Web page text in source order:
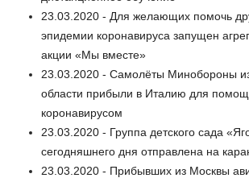
23.03.2020 - Для желающих помочь
эпидемии коронавируса запущен
акции «Мы вместе»
23.03.2020 - Самолёты Минобороны
области прибыли в Италию для
коронавирусом
23.03.2020 - Группа детского сада
сегодняшнего дня отправлена на
23.03.2020 - Прибывших из Москвы